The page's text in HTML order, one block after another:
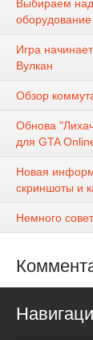
Выбираем
оборудование
Игра
Вулкан
Обзор
Обнова
для GTA
Новая
скриншоты и
Немного